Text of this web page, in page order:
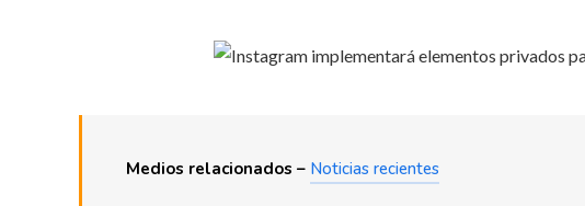
Medios relacionados – Noticias recientes